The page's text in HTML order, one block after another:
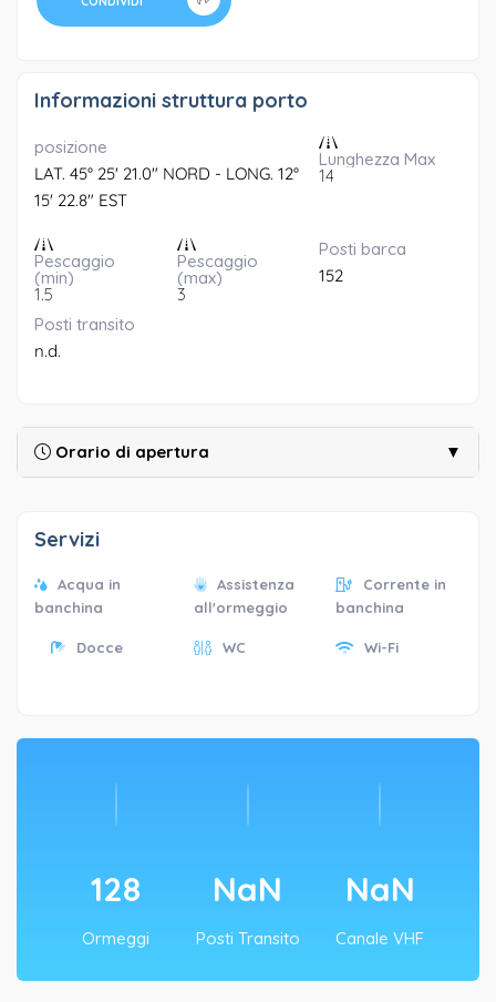
Informazioni struttura porto
posizione
LAT. 45° 25' 21.0" NORD - LONG. 12°
15' 22.8" EST
Lunghezza Max
14
Pescaggio
(min)
1.5
Pescaggio
(max)
3
Posti barca
152
Posti transito
n.d.
Orario di apertura ▼
Servizi
Acqua in
banchina
Assistenza
all'ormeggio
Corrente in
banchina
Docce WC Wi-Fi
152
Ormeggi
NaN
Posti Transito
NaN
Canale VHF